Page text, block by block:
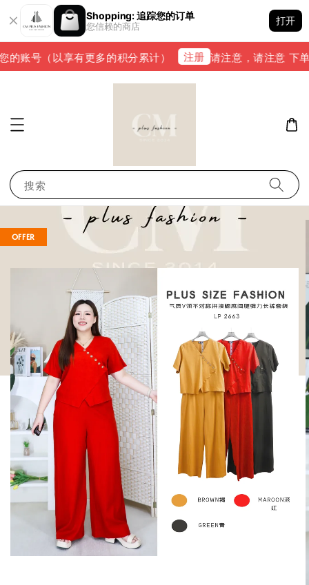
Shopping: 追踪您的订单
您信赖的商店
打开
账号（以享有更多的积分累计） 注册 请注意，请注意 下单
搜索
OFFER